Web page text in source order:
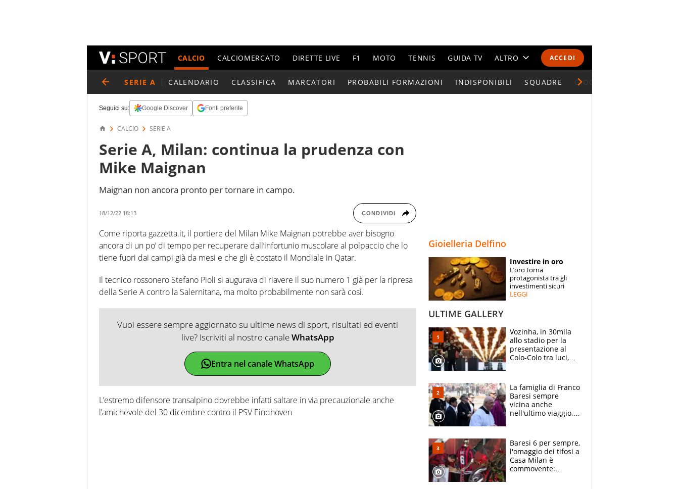
ACCEDI
CALCIO CALCIOMERCATO DIRETTE LIVE F1 MOTO TENNIS GUIDA TV ALTRO
CALENDARI E CLASSIFICHE
ESPERTI
CONTATTI
SERIE A CALENDARIO CLASSIFICA MARCATORI PROBABILI FORMAZIONI INDISPONIBILI SQUADRE GIOCATORI SERIE A
Seguici su: Google Discover Fonti preferite
CALCIO SERIE A
Serie A, Milan: continua la prudenza con
Mike Maignan
Maignan non ancora pronto per tornare in campo.
18/12/22 18:13 CONDIVIDI
Come riporta gazzetta.it, il portiere del Milan Mike Maignan potrebbe aver bisogno
ancora di un po’ di tempo per recuperare dall’infortunio muscolare al polpaccio che lo
tiene fuori dai campi già da mesi e che gli è costato il Mondiale in Qatar.
Il tecnico rossonero Stefano Pioli si augurava di riavere il suo numero 1 già per la ripresa
della Serie A contro la Salernitana, ma molto probabilmente non sarà così.
Vuoi essere sempre aggiornato su ultime news di sport, risultati ed eventi
live? Iscriviti al nostro canaleWhatsApp
Entra nel canale WhatsApp
L’estremo difensore transalpino dovrebbe infatti saltare in via precauzionale anche
l’amichevole del 30 dicembre contro il PSV Eindhoven
Gioielleria Delfino
Investire in oro
L’oro torna
protagonista tra gli
investimenti sicuri
LEGGI
ULTIME GALLERY
Vozinha, in 30mila
allo stadio per la
presentazione al
Colo-Colo tra luci,
La famiglia di Franco
Baresi sempre
vicina anche
nell'ultimo viaggio,
circondati
dall'affetto dei tifosi
Baresi 6 per sempre,
l'omaggio dei tifosi a
Casa Milan è
commovente: